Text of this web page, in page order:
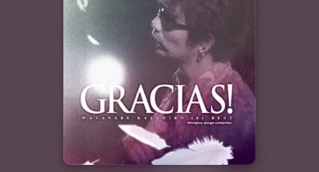
Apple Musicをインストール